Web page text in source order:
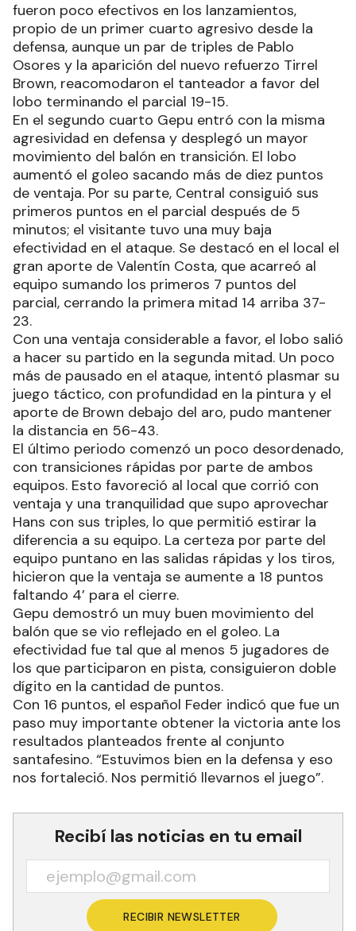
fueron poco efectivos en los lanzamientos,
propio de un primer cuarto agresivo desde la
defensa, aunque un par de triples de Pablo
Osores y la aparición del nuevo refuerzo Tirrel
Brown, reacomodaron el tanteador a favor del
lobo terminando el parcial 19-15.
En el segundo cuarto Gepu entró con la misma
agresividad en defensa y desplegó un mayor
movimiento del balón en transición. El lobo
aumentó el goleo sacando más de diez puntos
de ventaja. Por su parte, Central consiguió sus
primeros puntos en el parcial después de 5
minutos; el visitante tuvo una muy baja
efectividad en el ataque. Se destacó en el local el
gran aporte de Valentín Costa, que acarreó al
equipo sumando los primeros 7 puntos del
parcial, cerrando la primera mitad 14 arriba 37-
23.
Con una ventaja considerable a favor, el lobo salió
a hacer su partido en la segunda mitad. Un poco
más de pausado en el ataque, intentó plasmar su
juego táctico, con profundidad en la pintura y el
aporte de Brown debajo del aro, pudo mantener
la distancia en 56-43.
El último periodo comenzó un poco desordenado,
con transiciones rápidas por parte de ambos
equipos. Esto favoreció al local que corrió con
ventaja y una tranquilidad que supo aprovechar
Hans con sus triples, lo que permitió estirar la
diferencia a su equipo. La certeza por parte del
equipo puntano en las salidas rápidas y los tiros,
hicieron que la ventaja se aumente a 18 puntos
faltando 4’ para el cierre.
Gepu demostró un muy buen movimiento del
balón que se vio reflejado en el goleo. La
efectividad fue tal que al menos 5 jugadores de
los que participaron en pista, consiguieron doble
dígito en la cantidad de puntos.
Con 16 puntos, el español Feder indicó que fue un
paso muy importante obtener la victoria ante los
resultados planteados frente al conjunto
santafesino. “Estuvimos bien en la defensa y eso
nos fortaleció. Nos permitió llevarnos el juego”.
Recibí las noticias en tu email
RECIBIR NEWSLETTER